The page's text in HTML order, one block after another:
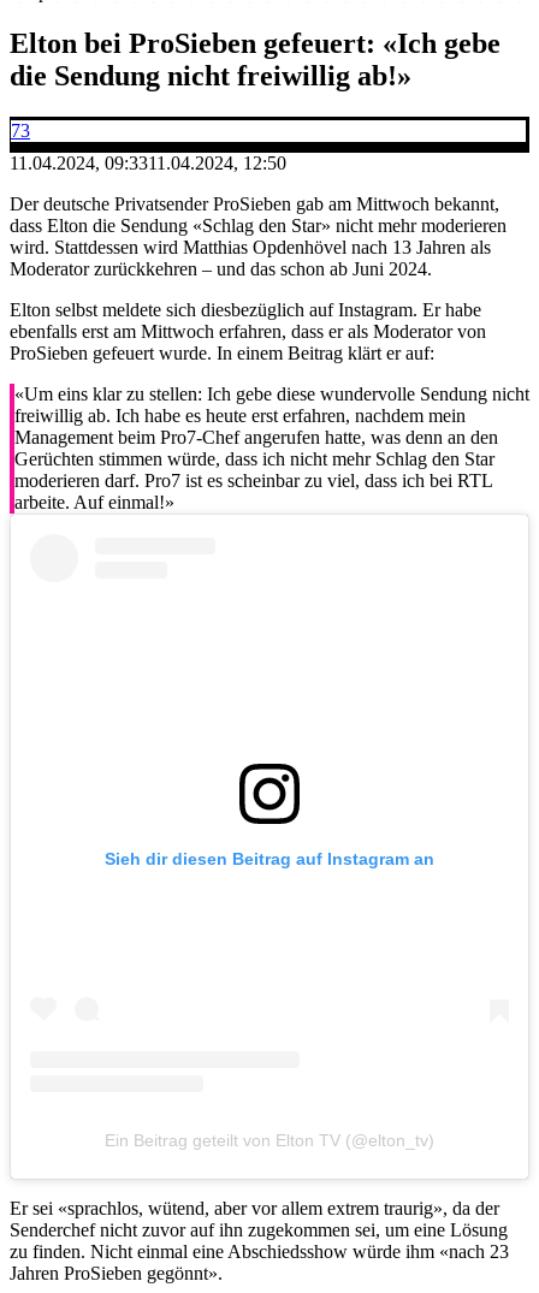
Elton bei ProSieben gefeuert: «Ich gebe
die Sendung nicht freiwillig ab!»
73
11.04.2024, 09:3311.04.2024, 12:50
Der deutsche Privatsender ProSieben gab am Mittwoch bekannt,
dass Elton die Sendung «Schlag den Star» nicht mehr moderieren
wird. Stattdessen wird Matthias Opdenhövel nach 13 Jahren als
Moderator zurückkehren – und das schon ab Juni 2024.
Elton selbst meldete sich diesbezüglich auf Instagram. Er habe
ebenfalls erst am Mittwoch erfahren, dass er als Moderator von
ProSieben gefeuert wurde. In einem Beitrag klärt er auf:
«Um eins klar zu stellen: Ich gebe diese wundervolle Sendung nicht
freiwillig ab. Ich habe es heute erst erfahren, nachdem mein
Management beim Pro7-Chef angerufen hatte, was denn an den
Gerüchten stimmen würde, dass ich nicht mehr Schlag den Star
moderieren darf. Pro7 ist es scheinbar zu viel, dass ich bei RTL
arbeite. Auf einmal!»
Sieh dir diesen Beitrag auf Instagram an
Ein Beitrag geteilt von Elton TV (@elton_tv)
Er sei «sprachlos, wütend, aber vor allem extrem traurig», da der
Senderchef nicht zuvor auf ihn zugekommen sei, um eine Lösung
zu finden. Nicht einmal eine Abschiedsshow würde ihm «nach 23
Jahren ProSieben gegönnt».